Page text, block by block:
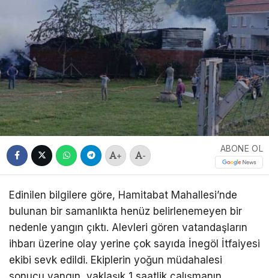
+ -
ABONE OL
Edinilen bilgilere göre, Hamitabat Mahallesi’nde
bulunan bir samanlıkta henüz belirlenemeyen bir
nedenle yangın çıktı. Alevleri gören vatandaşların
ihbarı üzerine olay yerine çok sayıda İnegöl İtfaiyesi
ekibi sevk edildi. Ekiplerin yoğun müdahalesi